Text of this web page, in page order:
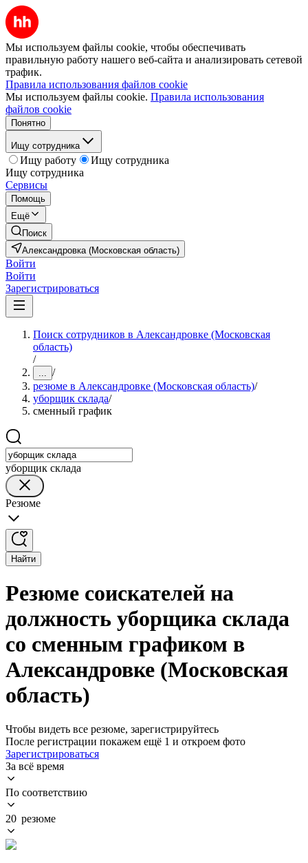
Мы используем файлы cookie, чтобы обеспечивать
правильную работу нашего веб-сайта и анализировать сетевой
трафик.
Правила использования файлов cookie
Мы используем файлы cookie. Правила использования
файлов cookie
Понятно
Ищу сотрудника
Ищу работу
Ищу сотрудника
Ищу сотрудника
Сервисы
Помощь
Ещё
Поиск
Александровка (Московская область)
Войти
Войти
Зарегистрироваться
Поиск сотрудников в Александровке (Московская
область)
/
... /
резюме в Александровке (Московская область)/
уборщик склада/
сменный график
уборщик склада
Резюме
Найти
Резюме соискателей на
должность уборщика склада
со сменным графиком в
Александровке (Московская
область)
Чтобы видеть все резюме, зарегистрируйтесь
После регистрации покажем ещё 1 и откроем фото
Зарегистрироваться
За всё время
По соответствию
20 резюме